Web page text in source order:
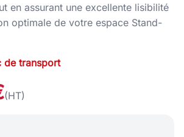
en assurant une excellente lisibilité
optimale de votre espace Stand-
de transport
(HT)